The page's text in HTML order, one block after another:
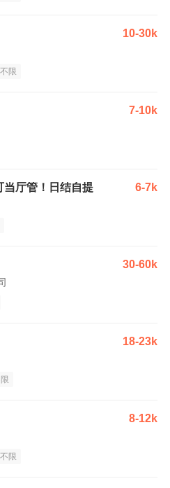
10-30k
限
7-10k
当厅管！日结自提 6-7k
30-60k
18-23k
8-12k
限